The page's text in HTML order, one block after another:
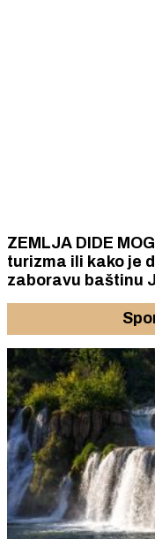
ZEMLJA DIDE
turizma ili kako je don Stipe Perkov oteo
zaboravu baštinu